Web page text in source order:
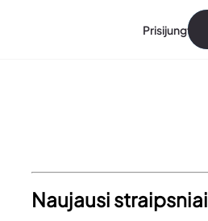
Prisijungti
Naujausi straipsniai